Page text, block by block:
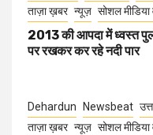
ताज़ा ख़बर न्यूज़ सोशल
2013 की आपदा में ध्वस्त
पर रखकर कर रहे नदी पार
Dehardun Newsbeat
ताज़ा ख़बर न्यूज़ सोशल